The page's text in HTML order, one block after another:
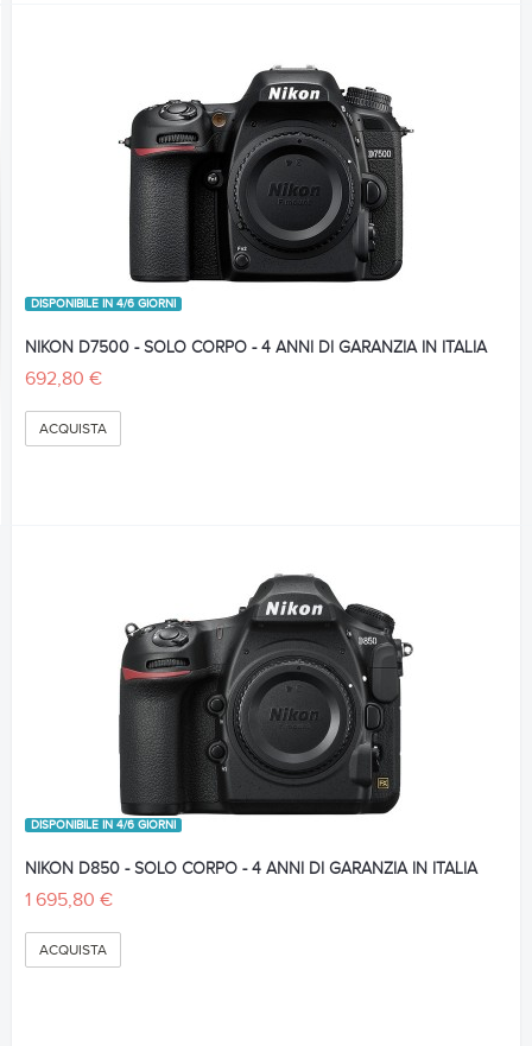
NIKON D7500 - SOLO CORPO - 4 ANNI DI GARANZIA IN ITALIA
DISPONIBILE IN 4/6 GIORNI
692,80 €
ACQUISTA
NIKON D850 - SOLO CORPO - 4 ANNI DI GARANZIA IN ITALIA
DISPONIBILE IN 4/6 GIORNI
1 695,80 €
ACQUISTA